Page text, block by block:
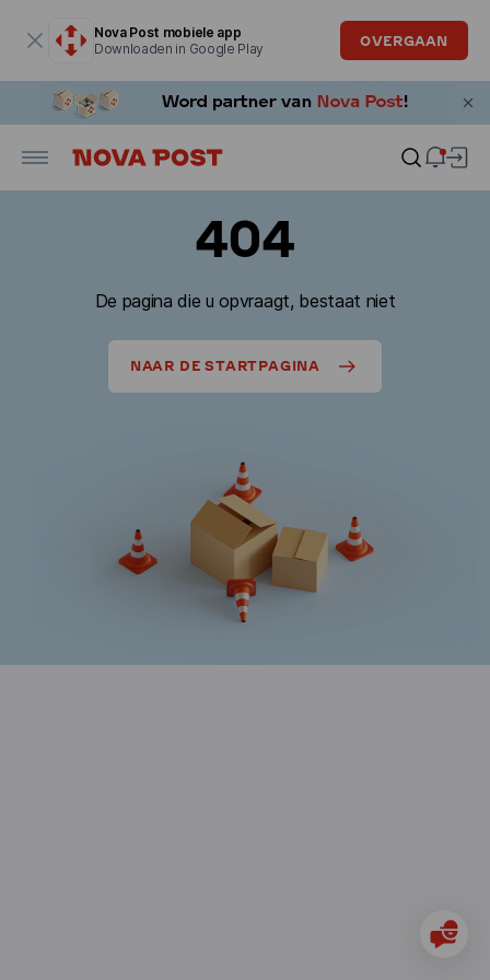
Nova Post mobiele app
Downloaden in Google Play
OVERGAAN
404
De pagina die u opvraagt, bestaat niet
NAAR DE STARTPAGINA